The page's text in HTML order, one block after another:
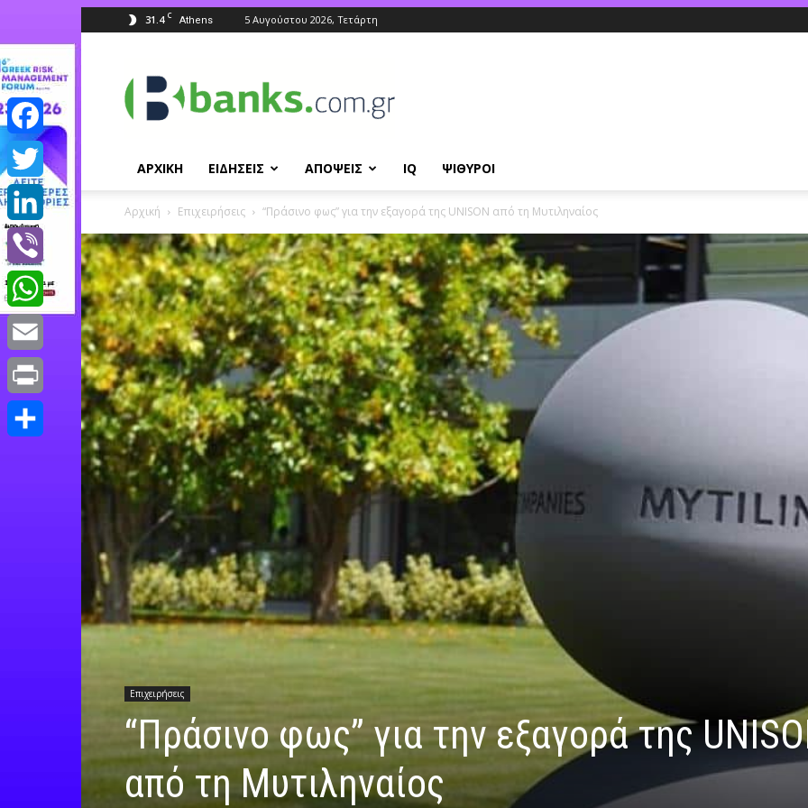
31.4 C Athens 5 Αυγούστου 2026, Τετάρτη
ΑΡΧΙΚΗ ΕΙΔΗΣΕΙΣ ΑΠΟΨΕΙΣ IQ ΨΙΘΥΡΟΙ
Αρχική Επιχειρήσεις “Πράσινο φως” για την εξαγορά της UNISON από τη Μυτιληναίος
Επιχειρήσεις
“Πράσινο φως” για την εξαγορά της
από τη Μυτιληναίος
Facebook
Twitter
LinkedIn
Viber
WhatsApp
Email
Print
Μοιραστείτε